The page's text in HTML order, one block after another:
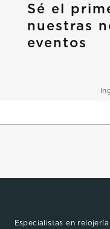
Sé el
nuestras
eventos
Especialistas en